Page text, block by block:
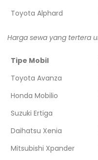
Toyota Alphard
Harga sewa yang tertera
Tipe Mobil
Toyota Avanza
Honda Mobilio
Suzuki Ertiga
Daihatsu Xenia
Mitsubishi Xpander